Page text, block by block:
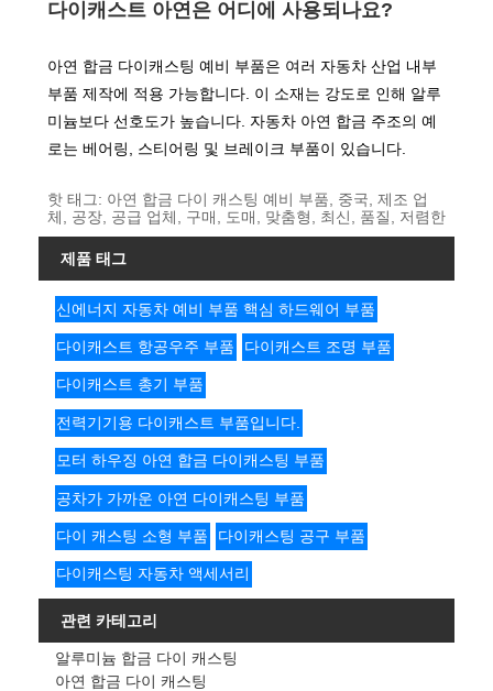
다이캐스트 아연은 어디에 사용되나요?
아연 합금 다이캐스팅 예비 부품은 여러 자동차 산업 내부
부품 제작에 적용 가능합니다. 이 소재는 강도로 인해 알루
미늄보다 선호도가 높습니다. 자동차 아연 합금 주조의 예
로는 베어링, 스티어링 및 브레이크 부품이 있습니다.
핫 태그: 아연 합금 다이 캐스팅 예비 부품, 중국, 제조 업
체, 공장, 공급 업체, 구매, 도매, 맞춤형, 최신, 품질, 저렴한
제품 태그
신에너지 자동차 예비 부품 핵심 하드웨어 부품
다이캐스트 항공우주 부품 다이캐스트 조명 부품
다이캐스트 총기 부품
전력기기용 다이캐스트 부품입니다.
모터 하우징 아연 합금 다이캐스팅 부품
공차가 가까운 아연 다이캐스팅 부품
다이 캐스팅 소형 부품 다이캐스팅 공구 부품
다이캐스팅 자동차 ​​액세서리
관련 카테고리
알루미늄 합금 다이 캐스팅
아연 합금 다이 캐스팅